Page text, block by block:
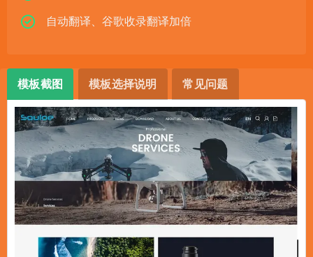
自动翻译、谷歌收录翻译加倍
模板截图 模板选择说明 常见问题